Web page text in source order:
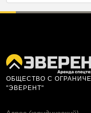
ОБЩЕСТВО С
"ЭВЕРЕНТ"